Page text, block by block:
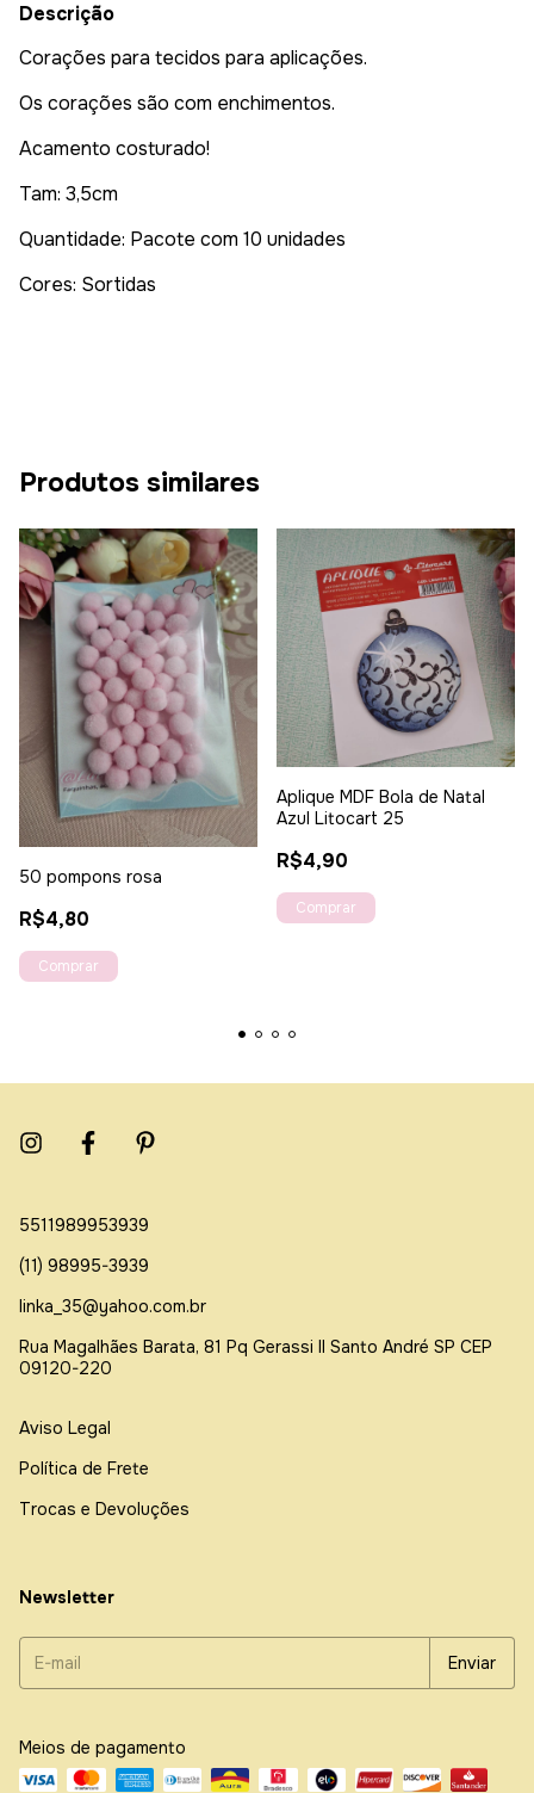
Descrição
Corações para tecidos para aplicações.
Os corações são com enchimentos.
Acamento costurado!
Tam: 3,5cm
Quantidade: Pacote com 10 unidades
Cores: Sortidas
Produtos similares
50 pompons rosa
R$4,80
Aplique MDF Bola de Natal
Azul Litocart 25
R$4,90
5511989953939
(11) 98995-3939
linka_35@yahoo.com.br
Rua Magalhães Barata, 81 Pq Gerassi ll Santo André SP CEP
09120-220
Aviso Legal
Política de Frete
Trocas e Devoluções
Newsletter
Meios de pagamento